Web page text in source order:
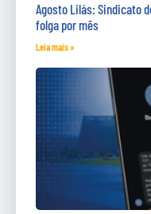
Agosto Lilás: Sindicato
folga por mês
Leia mais »